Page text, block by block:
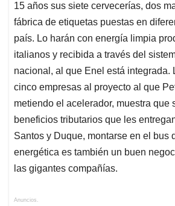
15 años sus siete cervecerías, dos
fábrica de etiquetas puestas en
país. Lo harán con energía limpia
italianos y recibida a través del
nacional, al que Enel está integrada.
cinco empresas al proyecto al que
metiendo el acelerador, muestra que
beneficios tributarios que les
Santos y Duque, montarse en el bus
energética es también un buen
las gigantes compañías.
Anuncios.